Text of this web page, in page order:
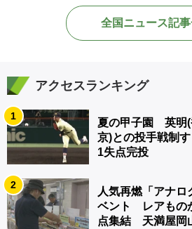
全国ニュース記
アクセスランキング
1
夏の甲子園 英明(
京)との投手戦制
1失点完投
2
人気再燃「アナロ
ベント レアもの
点集結 天満屋岡